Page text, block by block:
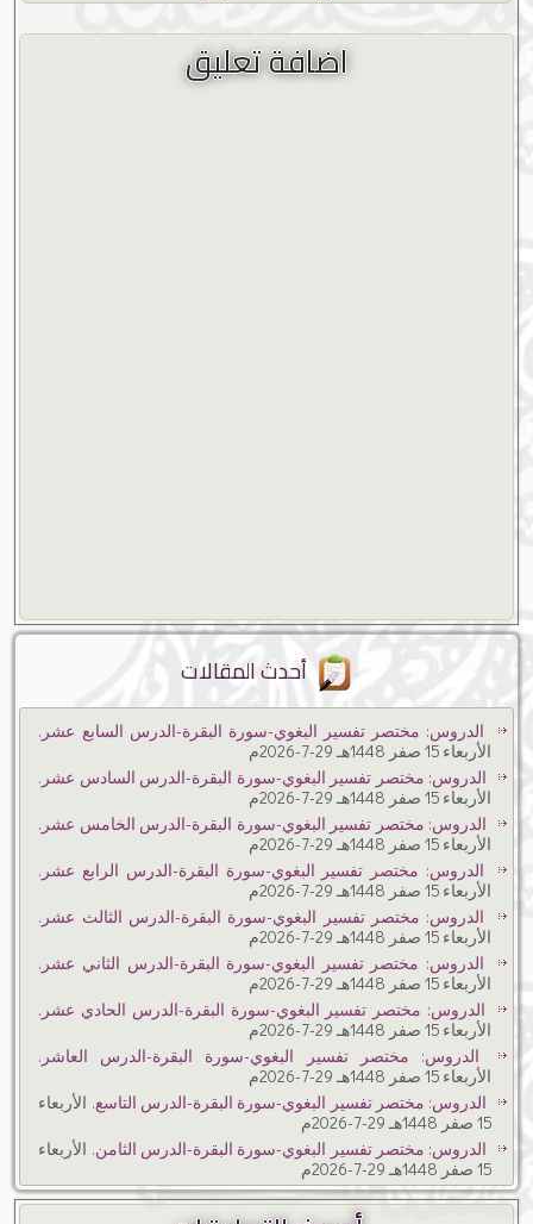
اضافة تعليق
أحدث المقالات
الدروس: مختصر تفسير البغوي-سورة البقرة-الدرس السابع عشر.
الأربعاء 15 صفر 1448هـ 29-7-2026م
الدروس: مختصر تفسير البغوي-سورة البقرة-الدرس السادس عشر.
الأربعاء 15 صفر 1448هـ 29-7-2026م
الدروس: مختصر تفسير البغوي-سورة البقرة-الدرس الخامس عشر.
الأربعاء 15 صفر 1448هـ 29-7-2026م
الدروس: مختصر تفسير البغوي-سورة البقرة-الدرس الرابع عشر.
الأربعاء 15 صفر 1448هـ 29-7-2026م
الدروس: مختصر تفسير البغوي-سورة البقرة-الدرس الثالث عشر.
الأربعاء 15 صفر 1448هـ 29-7-2026م
الدروس: مختصر تفسير البغوي-سورة البقرة-الدرس الثاني عشر.
الأربعاء 15 صفر 1448هـ 29-7-2026م
الدروس: مختصر تفسير البغوي-سورة البقرة-الدرس الحادي عشر.
الأربعاء 15 صفر 1448هـ 29-7-2026م
الدروس: مختصر تفسير البغوي-سورة البقرة-الدرس العاشر.
الأربعاء 15 صفر 1448هـ 29-7-2026م
الدروس: مختصر تفسير البغوي-سورة البقرة-الدرس التاسع. الأربعاء
15 صفر 1448هـ 29-7-2026م
الدروس: مختصر تفسير البغوي-سورة البقرة-الدرس الثامن. الأربعاء
15 صفر 1448هـ 29-7-2026م